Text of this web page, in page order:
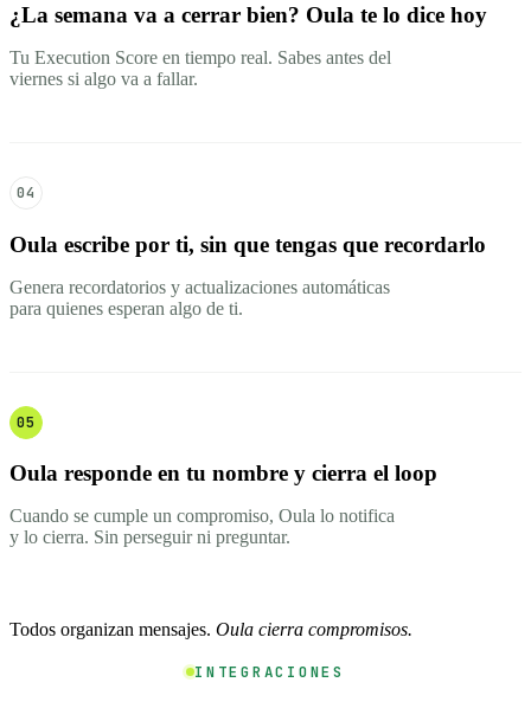
¿La semana va a cerrar bien? Oula te lo dice hoy
Tu Execution Score en tiempo real. Sabes antes del
viernes si algo va a fallar.
04
Oula escribe por ti, sin que tengas que recordarlo
Genera recordatorios y actualizaciones automáticas
para quienes esperan algo de ti.
05
Oula responde en tu nombre y cierra el loop
Cuando se cumple un compromiso, Oula lo notifica
y lo cierra. Sin perseguir ni preguntar.
Todos organizan mensajes. Oula cierra compromisos.
INTEGRACIONES